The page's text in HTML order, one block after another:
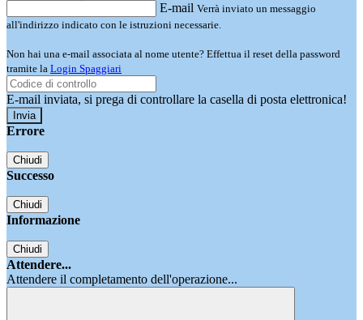
E-mail Verrà inviato un messaggio
all'indirizzo indicato con le istruzioni necessarie.
Non hai una e-mail associata al nome utente? Effettua il reset della password
tramite la Login Spaggiari
E-mail inviata, si prega di controllare la casella di posta elettronica!
Errore
Chiudi
Successo
Chiudi
Informazione
Chiudi
Attendere...
Attendere il completamento dell'operazione...